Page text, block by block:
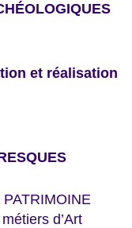
et réalisation
d’Art